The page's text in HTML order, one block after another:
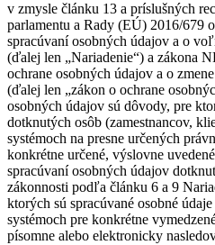
v zmysle článku 13 a príslušných
parlamentu a Rady (EÚ) 2016/679
spracúvaní osobných údajov a o
(ďalej len „Nariadenie“) a zákona
ochrane osobných údajov a o
(ďalej len „zákon o ochrane
osobných údajov sú dôvody, pre
dotknutých osôb (zamestnancov,
systémoch na presne určených
konkrétne určené, výslovne
spracúvaní osobných údajov
zákonnosti podľa článku 6 a 9
ktorých sú spracúvané osobné
systémoch pre konkrétne
písomne alebo elektronicky